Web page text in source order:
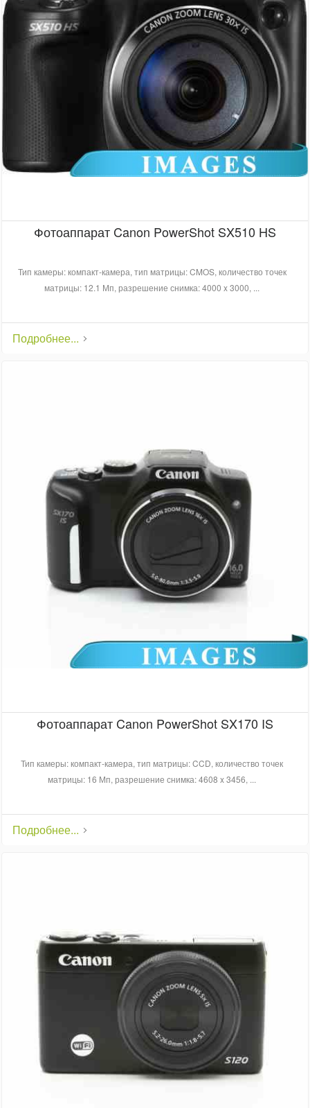
Фотоаппарат Canon PowerShot SX510 HS
Тип камеры: компакт-камера, тип матрицы: CMOS, количество точек
матрицы: 12.1 Мп, разрешение снимка: 4000 x 3000, ...
Подробнее...
Фотоаппарат Canon PowerShot SX170 IS
Тип камеры: компакт-камера, тип матрицы: CCD, количество точек
матрицы: 16 Мп, разрешение снимка: 4608 x 3456, ...
Подробнее...